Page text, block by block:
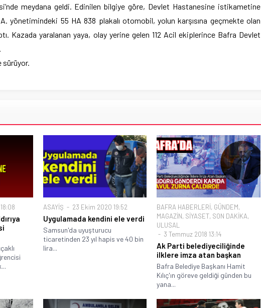
meydana geldi. Edinilen bilgiye göre, Devlet Hastanesine istikametine
yönetimindeki 55 HA 838 plakalı otomobil, yolun karşısına geçmekte olan
Kazada yaralanan yaya, olay yerine gelen 112 Acil ekiplerince Bafra Devlet
sürüyor.
ASAYİŞ 23 Ekim 2020 19:52
Uygulamada kendini ele verdi
Samsun'da uyuşturucu
ticaretinden 23 yıl hapis ve 40 bin
lira...
BAFRA HABERLERİ, GÜNDEM,
MAGAZİN, SİYASET, SON DAKİKA,
ULUSAL
3 Temmuz 2018 13:14
Ak Parti belediyeciliğinde
ilklere imza atan başkan
Bafra Belediye Başkanı Hamit
Kılıç'ın göreve geldiği günden bu
yana...